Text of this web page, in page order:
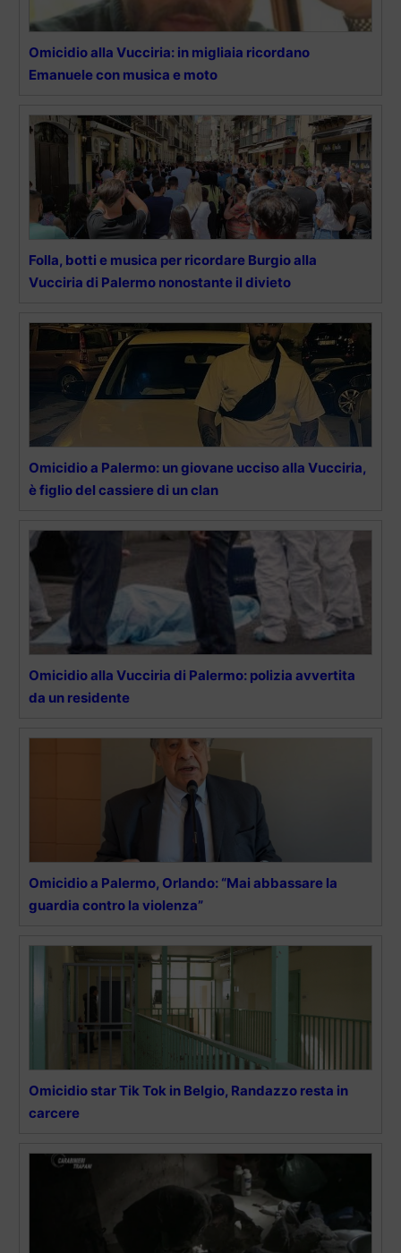
Omicidio alla Vucciria: in migliaia ricordano
Emanuele con musica e moto
Folla, botti e musica per ricordare Burgio alla
Vucciria di Palermo nonostante il divieto
Omicidio a Palermo: un giovane ucciso alla Vucciria,
è figlio del cassiere di un clan
Omicidio alla Vucciria di Palermo: polizia avvertita
da un residente
Omicidio a Palermo, Orlando: “Mai abbassare la
guardia contro la violenza”
Omicidio star Tik Tok in Belgio, Randazzo resta in
carcere